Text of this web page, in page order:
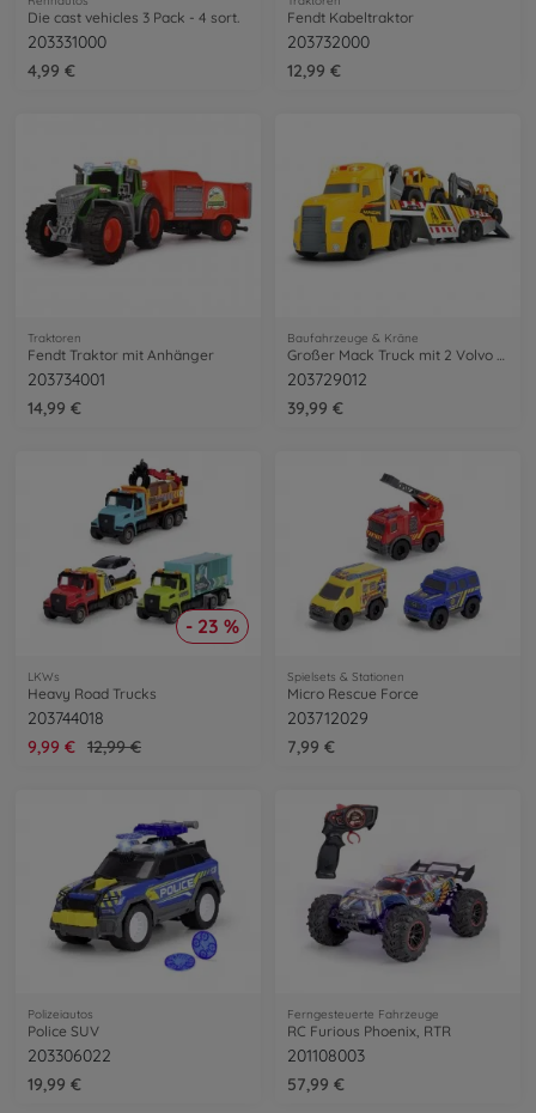
Die cast vehicles 3 Pack - 4 sort.
203331000
4,99 €
Fendt Kabeltraktor
203732000
12,99 €
Traktoren
Fendt Traktor mit Anhänger
203734001
14,99 €
Baufahrzeuge & Kräne
Großer Mack Truck mit 2 Volvo Fahrzeugen
203729012
39,99 €
- 23 %
LKWs
Heavy Road Trucks
203744018
9,99 € 12,99 €
Spielsets & Stationen
Micro Rescue Force
203712029
7,99 €
Polizeiautos
Police SUV
203306022
19,99 €
Ferngesteuerte Fahrzeuge
RC Furious Phoenix, RTR
201108003
57,99 €